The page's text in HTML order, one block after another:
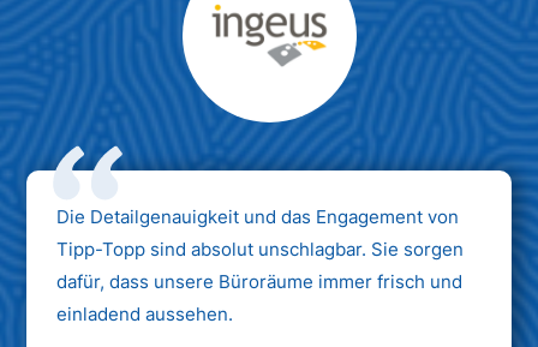
Max Mustermann
Unternehmen AG
Die Detailgenauigkeit und das Engagement von
Tipp-Topp sind absolut unschlagbar. Sie sorgen
dafür, dass unsere Büroräume immer frisch und
einladend aussehen.